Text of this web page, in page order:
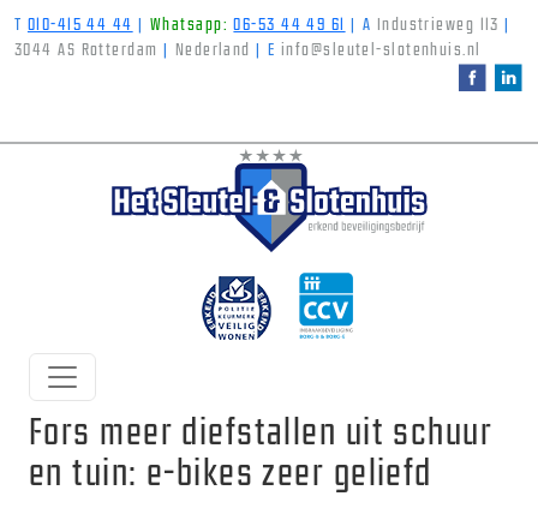
010-415 44 44 Whatsapp: 06-53 44 49 61 A Industrieweg 113
3044 AS Rotterdam
Nederland E info@sleutel-slotenhuis.nl
Fors meer diefstallen uit schuur
en tuin: e-bikes zeer geliefd